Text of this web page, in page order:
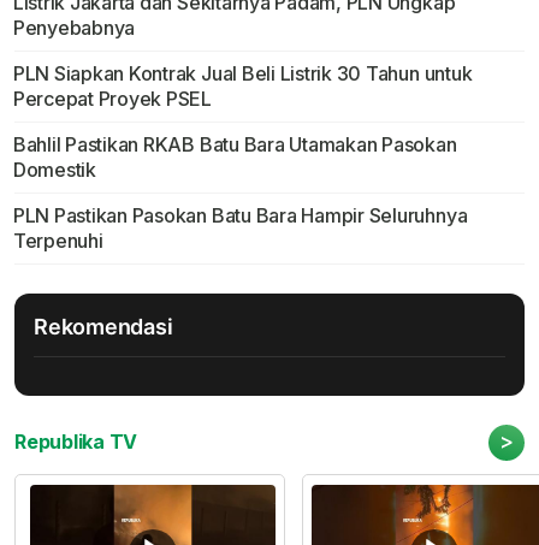
Penyebabnya
PLN Siapkan Kontrak Jual Beli Listrik 30 Tahun untuk
Percepat Proyek PSEL
Bahlil Pastikan RKAB Batu Bara Utamakan Pasokan
Domestik
PLN Pastikan Pasokan Batu Bara Hampir Seluruhnya
Terpenuhi
Rekomendasi
Republika TV >